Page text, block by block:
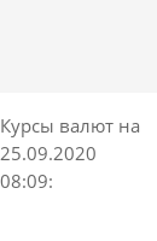
Курсы валют на
25.09.2020
08:09: